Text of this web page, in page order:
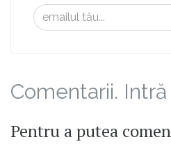
Comentarii.
Pentru a putea